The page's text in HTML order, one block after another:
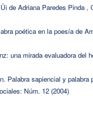
de Adriana Paredes Pinda ,
poética en la poesía de
una mirada evaluadora del
Palabra sapiencial y
Núm. 12 (2004)